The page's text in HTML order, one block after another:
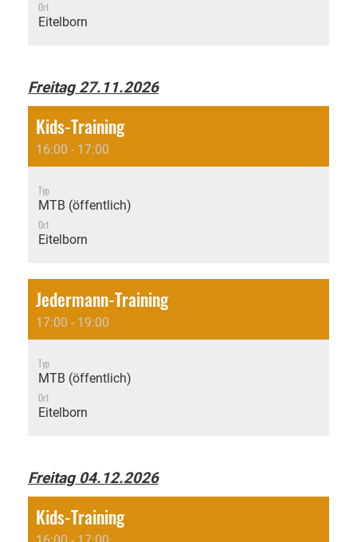
Ort
Eitelborn
Freitag 27.11.2026
Kids-Training
16:00 - 17:00
Typ
MTB (öffentlich)
Ort
Eitelborn
Jedermann-Training
17:00 - 19:00
Typ
MTB (öffentlich)
Ort
Eitelborn
Freitag 04.12.2026
Kids-Training